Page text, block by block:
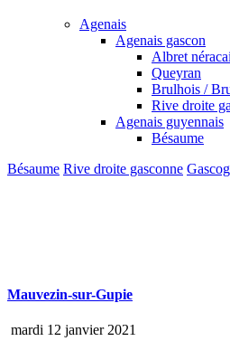
Agenais
Agenais gascon
Albret
Queyran
Brulhois /
Rive droite
Agenais guyennais
Bésaume
Bésaume Rive droite gasconne
Mauvezin-sur-Gupie
mardi 12 janvier 2021